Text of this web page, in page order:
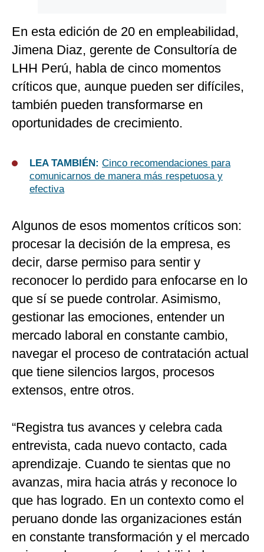
En esta edición de 20 en empleabilidad,
Jimena Diaz, gerente de Consultoría de
LHH Perú, habla de cinco momentos
críticos que, aunque pueden ser difíciles,
también pueden transformarse en
oportunidades de crecimiento.
LEA TAMBIÉN: Cinco recomendaciones para
comunicarnos de manera más respetuosa y
efectiva
Algunos de esos momentos críticos son:
procesar la decisión de la empresa, es
decir, darse permiso para sentir y
reconocer lo perdido para enfocarse en lo
que sí se puede controlar. Asimismo,
gestionar las emociones, entender un
mercado laboral en constante cambio,
navegar el proceso de contratación actual
que tiene silencios largos, procesos
extensos, entre otros.
“Registra tus avances y celebra cada
entrevista, cada nuevo contacto, cada
aprendizaje. Cuando te sientas que no
avanzas, mira hacia atrás y reconoce lo
que has logrado. En un contexto como el
peruano donde las organizaciones están
en constante transformación y el mercado